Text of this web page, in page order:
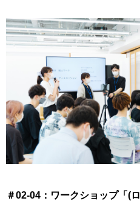
＃02-04：ワークショップ「(